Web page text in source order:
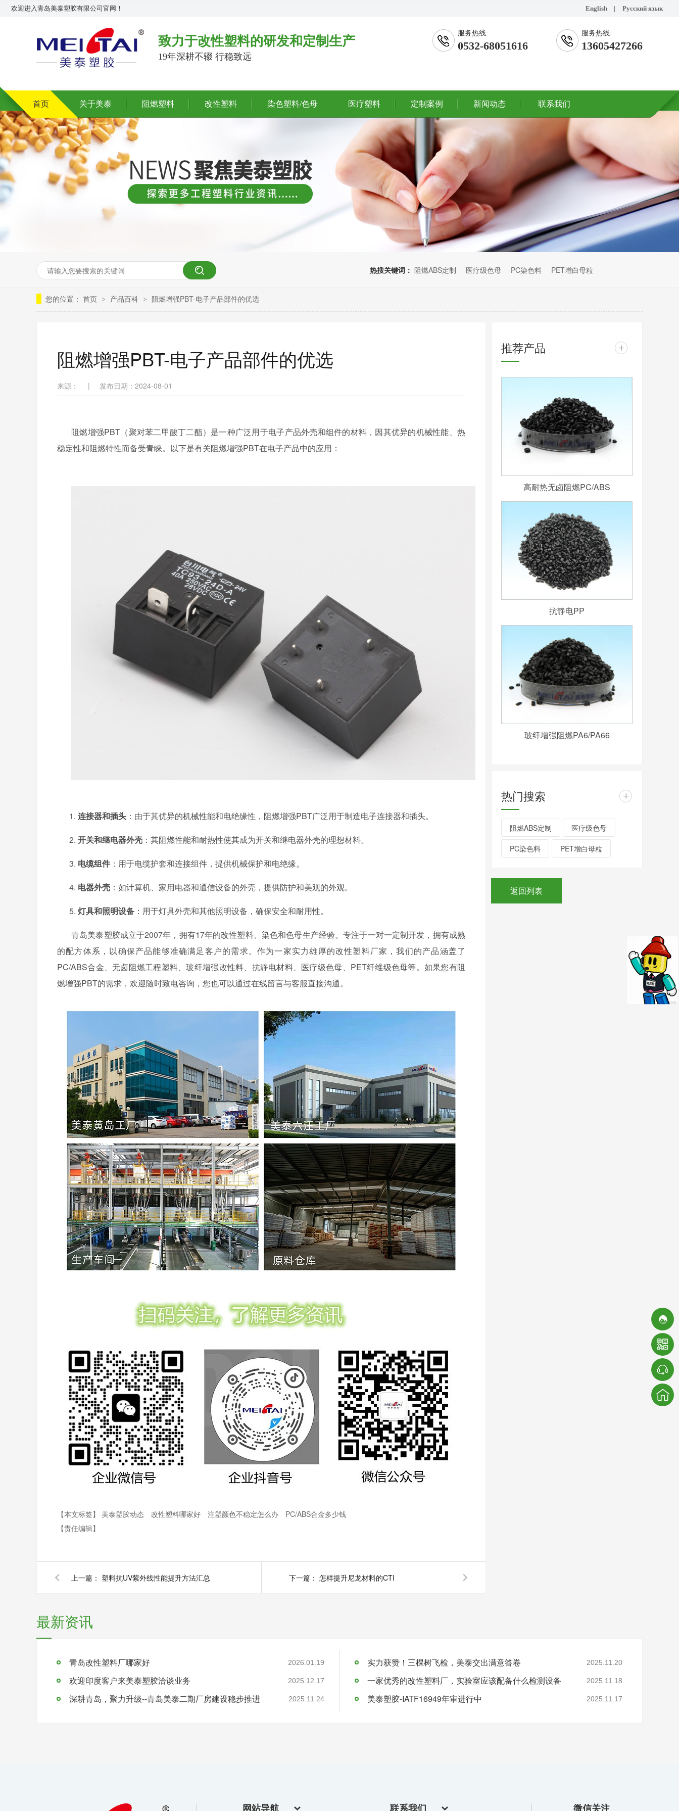
欢迎进入青岛美泰塑胶有限公司官网！ English | Русский язык
致力于改性塑料的研发和定制生产
19年深耕不辍 行稳致远
服务热线:
0532-68051616
服务热线:
13605427266
首页 关于美泰 阻燃塑料 改性塑料 染色塑料/色母 医疗塑料 定制案例 新闻动态 联系我们
热搜关键词： 阻燃ABS定制 医疗级色母 PC染色料 PET增白母粒
您的位置： 首页 > 产品百科 > 阻燃增强PBT-电子产品部件的优选
阻燃增强PBT-电子产品部件的优选
来源： | 发布日期：2024-08-01
阻燃增强PBT（聚对苯二甲酸丁二酯）是一种广泛用于电子产品外壳和组件的材料，因其优异的机械性能、热
稳定性和阻燃特性而备受青睐。以下是有关阻燃增强PBT在电子产品中的应用：
1. 连接器和插头 ：由于其优异的机械性能和电绝缘性，阻燃增强PBT广泛用于制造电子连接器和插头。
2. 开关和继电器外壳 ：其阻燃性能和耐热性使其成为开关和继电器外壳的理想材料。
3. 电缆组件 ：用于电缆护套和连接组件，提供机械保护和电绝缘。
4. 电器外壳 ：如计算机、家用电器和通信设备的外壳，提供防护和美观的外观。
5. 灯具和照明设备 ：用于灯具外壳和其他照明设备，确保安全和耐用性。
青岛美泰塑胶成立于2007年，拥有17年的改性塑料、染色和色母生产经验。专注于一对一定制开发，拥有成熟
的配方体系，以确保产品能够准确满足客户的需求。作为一家实力雄厚的改性塑料厂家，我们的产品涵盖了
PC/ABS合金、无卤阻燃工程塑料、玻纤增强改性料、抗静电材料、医疗级色母、PET纤维级色母等。如果您有阻
燃增强PBT的需求，欢迎随时致电咨询，您也可以通过在线留言与客服直接沟通。
【本文标签】 美泰塑胶动态 改性塑料哪家好 注塑颜色不稳定怎么办
PC/ABS合金多少钱
【责任编辑】
上一篇： 塑料抗UV紫外线性能提升方法汇总 下一篇： 怎样提升尼龙材料的CTI
推荐产品 +
高耐热无卤阻燃PC/ABS
抗静电PP
玻纤增强阻燃PA6/PA66
热门搜索 +
阻燃ABS定制 医疗级色母
PC染色料 PET增白母粒
返回列表
最新资讯
青岛改性塑料厂哪家好 2026.01.19
欢迎印度客户来美泰塑胶洽谈业务 2025.12.17
深耕青岛，聚力升级--青岛美泰二期厂房建设稳步推进 2025.11.24
实力获赞！三棵树飞检，美泰交出满意答卷 2025.11.20
一家优秀的改性塑料厂，实验室应该配备什么检测设备 2025.11.18
美泰塑胶-IATF16949年审进行中 2025.11.17
网站导航 联系我们 微信关注